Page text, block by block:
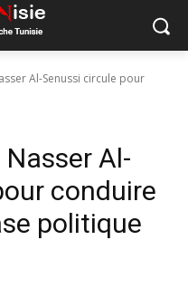
Al-Senussi circule pour
Nasser Al-
conduire
politique